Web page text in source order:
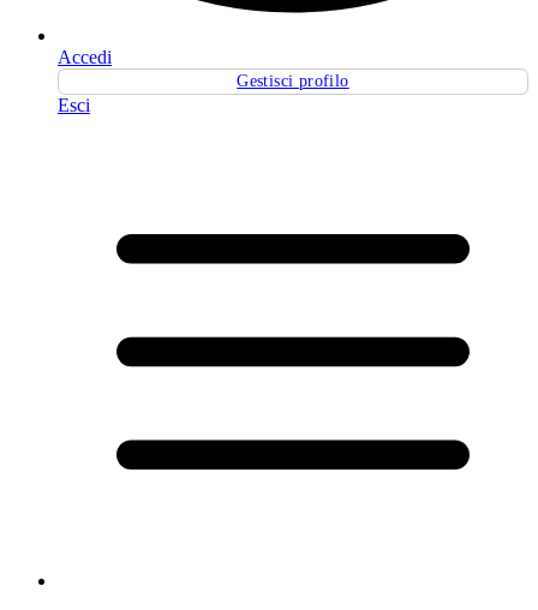
Accedi
Gestisci profilo
Esci